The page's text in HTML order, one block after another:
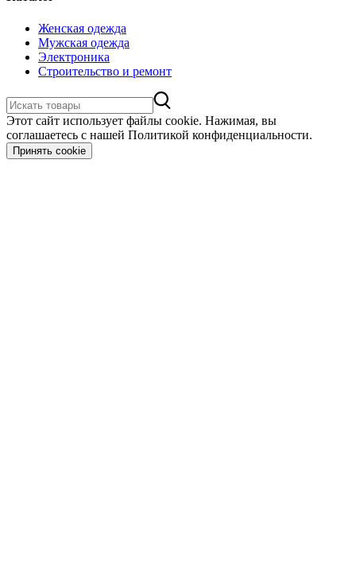
Женская одежда
Мужская одежда
Электроника
Строительство и ремонт
Этот сайт использует файлы cookie. Нажимая, вы
соглашаетесь с нашей Политикой конфиденциальности.
Принять cookie